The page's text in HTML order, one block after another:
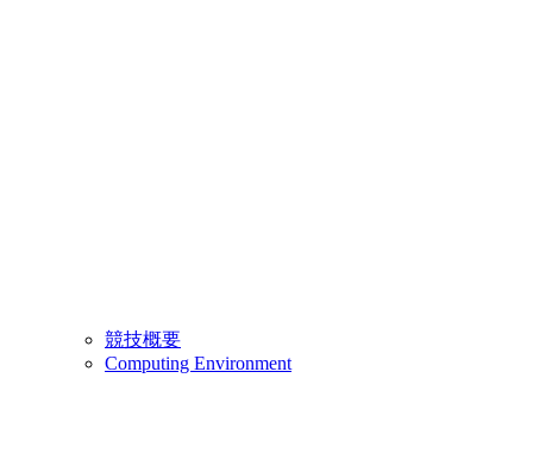
競技概要
Computing Environment